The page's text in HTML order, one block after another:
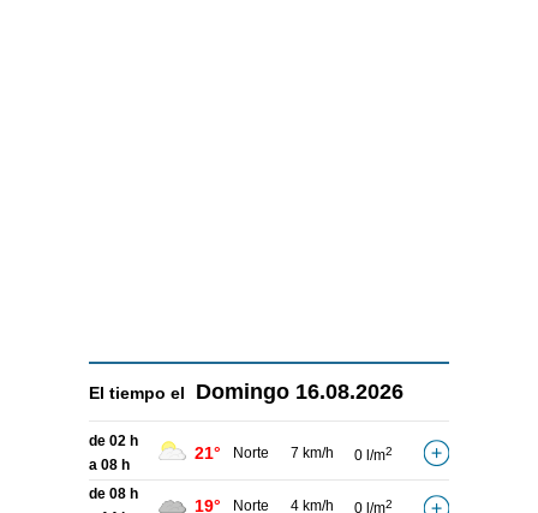
El tiempo el Domingo 16.08.2026
de 02 h
a 08 h
21° Norte 7 km/h 0 l/m2
de 08 h
19° Norte 4 km/h 0 l/m2